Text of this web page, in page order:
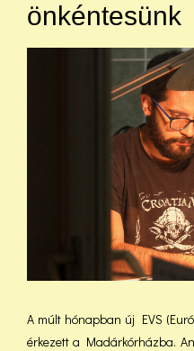
önkéntesünk
A múlt hónapban új EVS
érkezett a Madárkórházba.